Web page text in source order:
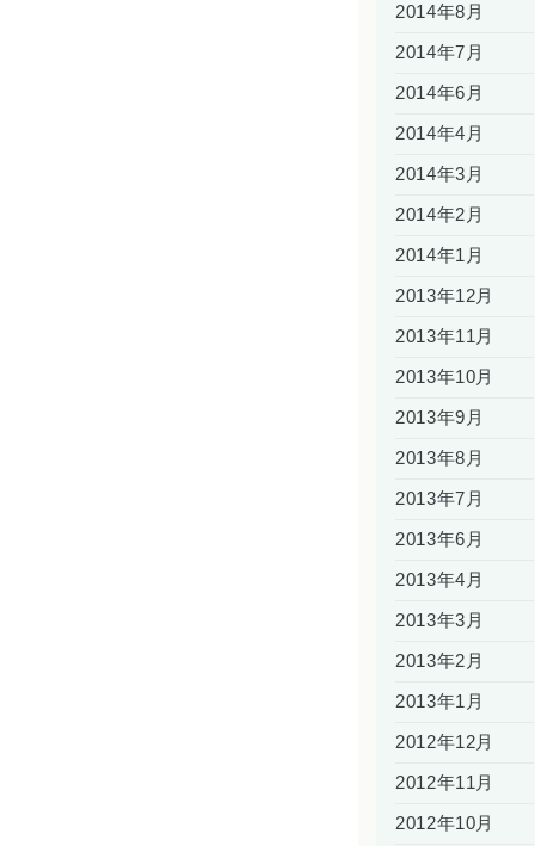
2014年8月
2014年7月
2014年6月
2014年4月
2014年3月
2014年2月
2014年1月
2013年12月
2013年11月
2013年10月
2013年9月
2013年8月
2013年7月
2013年6月
2013年4月
2013年3月
2013年2月
2013年1月
2012年12月
2012年11月
2012年10月